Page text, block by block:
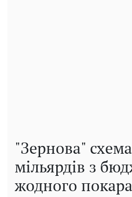
"Зернова"
мільярдів з
жодного